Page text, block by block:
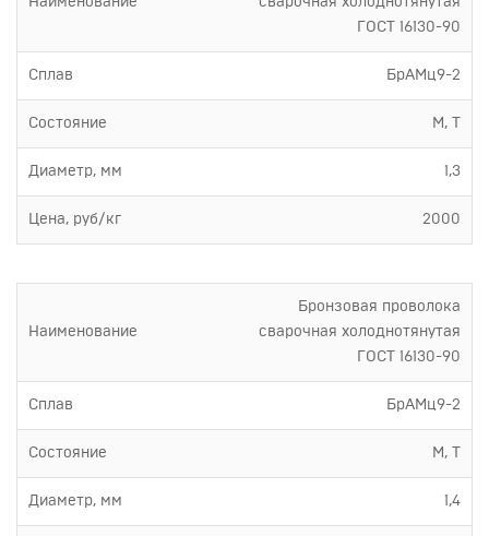
ГОСТ 16130-90
Сплав БрАМц9-2
Состояние М, Т
Диаметр, мм 1,3
Цена, руб/кг 2000
Наименование
Бронзовая проволока
сварочная холоднотянутая
ГОСТ 16130-90
Сплав БрАМц9-2
Состояние М, Т
Диаметр, мм 1,4